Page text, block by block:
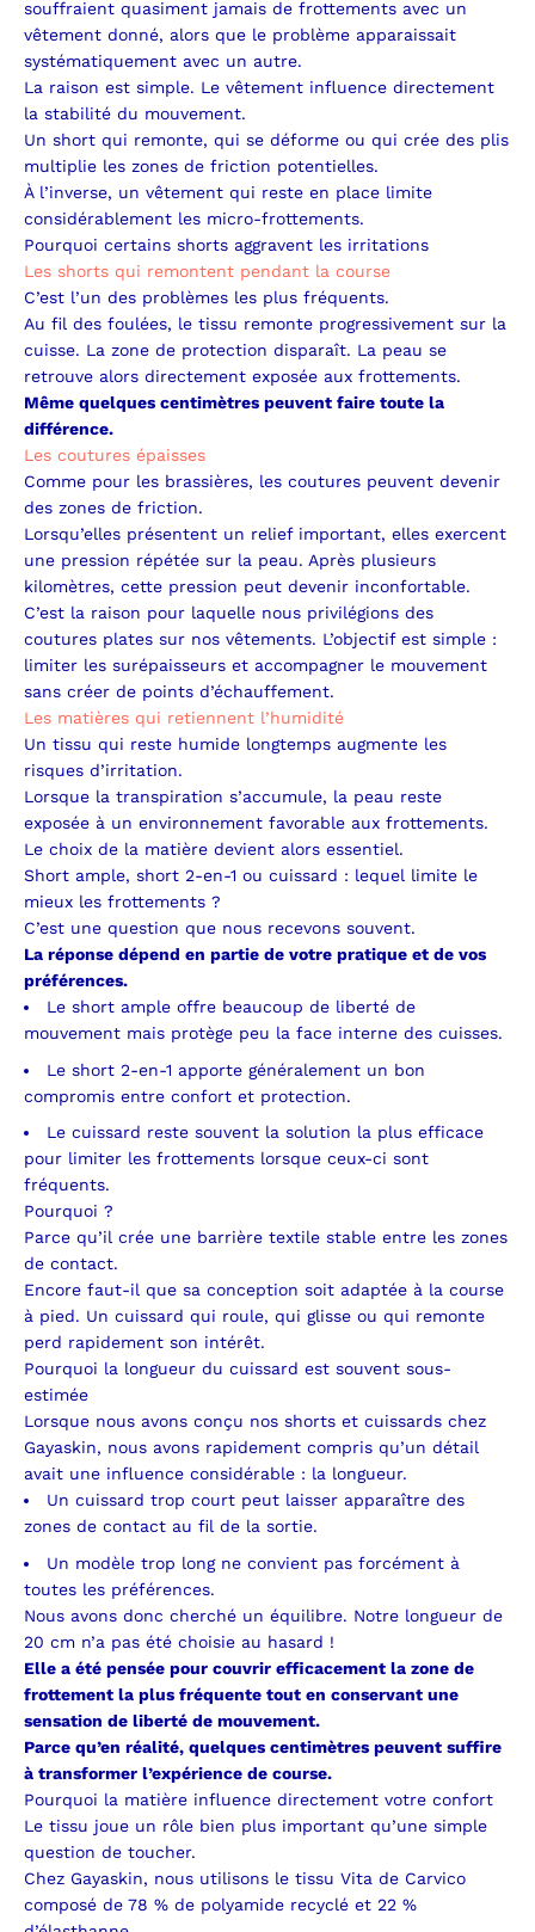
souffraient quasiment jamais de frottements avec un
vêtement donné, alors que le problème apparaissait
systématiquement avec un autre.
La raison est simple. Le vêtement influence directement
la stabilité du mouvement.
Un short qui remonte, qui se déforme ou qui crée des plis
multiplie les zones de friction potentielles.
À l’inverse, un vêtement qui reste en place limite
considérablement les micro-frottements.
Pourquoi certains shorts aggravent les irritations
Les shorts qui remontent pendant la course
C’est l’un des problèmes les plus fréquents.
Au fil des foulées, le tissu remonte progressivement sur la
cuisse. La zone de protection disparaît. La peau se
retrouve alors directement exposée aux frottements.
Même quelques centimètres peuvent faire toute la
différence.
Les coutures épaisses
Comme pour les brassières, les coutures peuvent devenir
des zones de friction.
Lorsqu’elles présentent un relief important, elles exercent
une pression répétée sur la peau. Après plusieurs
kilomètres, cette pression peut devenir inconfortable.
C’est la raison pour laquelle nous privilégions des
coutures plates sur nos vêtements. L’objectif est simple :
limiter les surépaisseurs et accompagner le mouvement
sans créer de points d’échauffement.
Les matières qui retiennent l’humidité
Un tissu qui reste humide longtemps augmente les
risques d’irritation.
Lorsque la transpiration s’accumule, la peau reste
exposée à un environnement favorable aux frottements.
Le choix de la matière devient alors essentiel.
Short ample, short 2-en-1 ou cuissard : lequel limite le
mieux les frottements ?
C’est une question que nous recevons souvent.
La réponse dépend en partie de votre pratique et de vos
préférences.
Le short ample offre beaucoup de liberté de
mouvement mais protège peu la face interne des cuisses.
Le short 2-en-1 apporte généralement un bon
compromis entre confort et protection.
Le cuissard reste souvent la solution la plus efficace
pour limiter les frottements lorsque ceux-ci sont
fréquents.
Pourquoi ?
Parce qu’il crée une barrière textile stable entre les zones
de contact.
Encore faut-il que sa conception soit adaptée à la course
à pied. Un cuissard qui roule, qui glisse ou qui remonte
perd rapidement son intérêt.
Pourquoi la longueur du cuissard est souvent sous-
estimée
Lorsque nous avons conçu nos shorts et cuissards chez
Gayaskin, nous avons rapidement compris qu’un détail
avait une influence considérable : la longueur.
Un cuissard trop court peut laisser apparaître des
zones de contact au fil de la sortie.
Un modèle trop long ne convient pas forcément à
toutes les préférences.
Nous avons donc cherché un équilibre. Notre longueur de
20 cm n’a pas été choisie au hasard !
Elle a été pensée pour couvrir efficacement la zone de
frottement la plus fréquente tout en conservant une
sensation de liberté de mouvement.
Parce qu’en réalité, quelques centimètres peuvent suffire
à transformer l’expérience de course.
Pourquoi la matière influence directement votre confort
Le tissu joue un rôle bien plus important qu’une simple
question de toucher.
Chez Gayaskin, nous utilisons le tissu Vita de Carvico
composé de 78 % de polyamide recyclé et 22 %